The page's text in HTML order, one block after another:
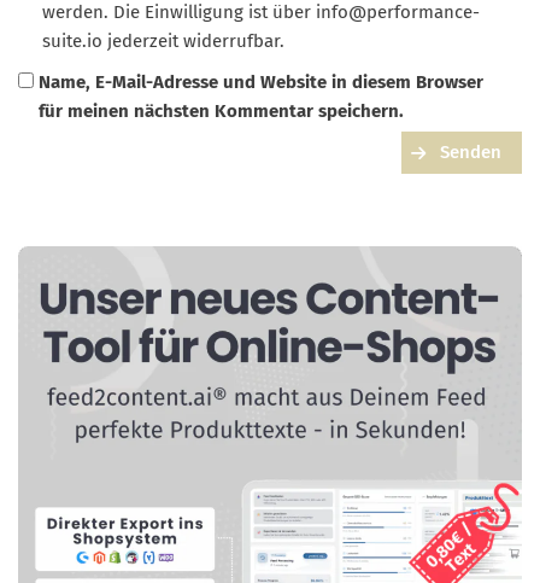
werden. Die Einwilligung ist über info@performance-
suite.io jederzeit widerrufbar.
Name, E-Mail-Adresse und Website in diesem Browser
für meinen nächsten Kommentar speichern.
Senden